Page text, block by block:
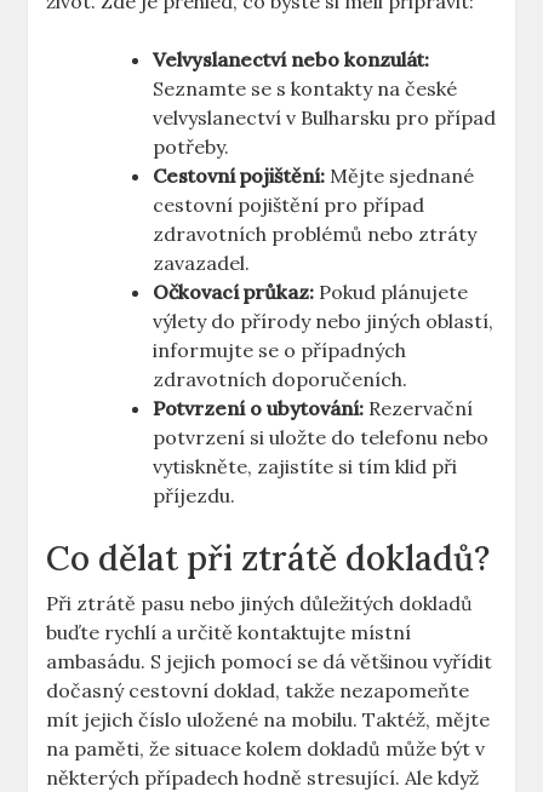
Velvyslanectví nebo konzulát:
Seznamte se s kontakty na české
velvyslanectví v Bulharsku pro případ
potřeby.
Cestovní pojištění: Mějte sjednané
cestovní pojištění pro případ
zdravotních problémů nebo ztráty
zavazadel.
Očkovací průkaz: Pokud plánujete
výlety do přírody nebo jiných oblastí,
informujte se o případných
zdravotních doporučeních.
Potvrzení o ubytování: Rezervační
potvrzení si uložte do telefonu nebo
vytiskněte, zajistíte si tím klid při
příjezdu.
Co dělat při ztrátě dokladů?
Při ztrátě pasu nebo jiných důležitých dokladů
buďte rychlí a určitě kontaktujte místní
ambasádu. S jejich pomocí se dá většinou vyřídit
dočasný cestovní doklad, takže nezapomeňte
mít jejich číslo uložené na mobilu. Taktéž, mějte
na paměti, že situace kolem dokladů může být v
některých případech hodně stresující. Ale když